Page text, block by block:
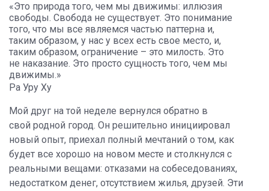
«Это природа того, чем мы движимы: иллюзия
свободы. Свобода не существует. Это понимание
того, что мы все являемся частью паттерна и,
таким образом, у нас у всех есть свое место, и,
таким образом, ограничение – это милость. Это
не наказание. Это просто сущность того, чем мы
движимы.»
Ра Уру Ху
Мой друг на той неделе вернулся обратно в
свой родной город. Он решительно инициировал
новый опыт, приехал полный мечтаний о том, как
будет все хорошо на новом месте и столкнулся с
реальными вещами: отказами на собеседованиях,
недостатком денег, отсутствием жилья, друзей. Эти